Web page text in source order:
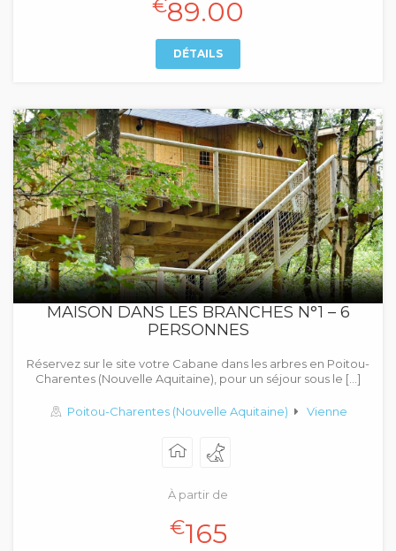
€89.00
DÉTAILS
MAISON DANS LES BRANCHES N°1 – 6
PERSONNES
Réservez sur le site votre Cabane dans les arbres en Poitou-
Charentes (Nouvelle Aquitaine), pour un séjour sous le […]
Poitou-Charentes (Nouvelle Aquitaine) Vienne
À partir de
€165